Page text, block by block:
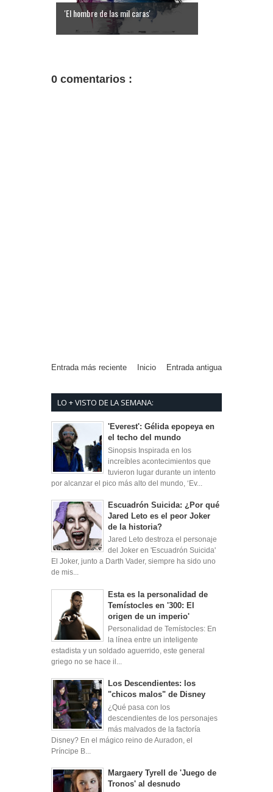
'El hombre de las mil caras'
0 comentarios :
Entrada más reciente Entrada antigua
Inicio
LO + VISTO DE LA SEMANA:
'Everest': Gélida epopeya en
el techo del mundo
Sinopsis Inspirada en los
increíbles acontecimientos que
tuvieron lugar durante un intento
por alcanzar el pico más alto del mundo, ‘Ev...
Escuadrón Suicida: ¿Por qué
Jared Leto es el peor Joker
de la historia?
Jared Leto destroza el personaje
del Joker en 'Escuadrón Suicida'
El Joker, junto a Darth Vader, siempre ha sido uno
de mis...
Esta es la personalidad de
Temístocles en '300: El
origen de un imperio'
Personalidad de Temístocles: En
la línea entre un inteligente
estadista y un soldado aguerrido, este general
griego no se hace il...
Los Descendientes: los
"chicos malos" de Disney
¿Qué pasa con los
descendientes de los personajes
más malvados de la factoría
Disney? En el mágico reino de Auradon, el
Príncipe B...
Margaery Tyrell de 'Juego de
Tronos' al desnudo